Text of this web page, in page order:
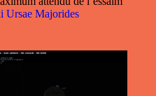
Ursae Majorides